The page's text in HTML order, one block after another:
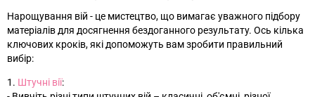
Нарощування вій - це мистецтво, що вимагає уважного підбору
матеріалів для досягнення бездоганного результату. Ось кілька
ключових кроків, які допоможуть вам зробити правильний
вибір:
1. Штучні вії: